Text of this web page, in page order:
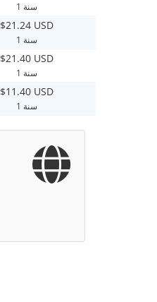
1 سنة
$21.24 USD
1 سنة
$21.40 USD
1 سنة
$11.40 USD
1 سنة